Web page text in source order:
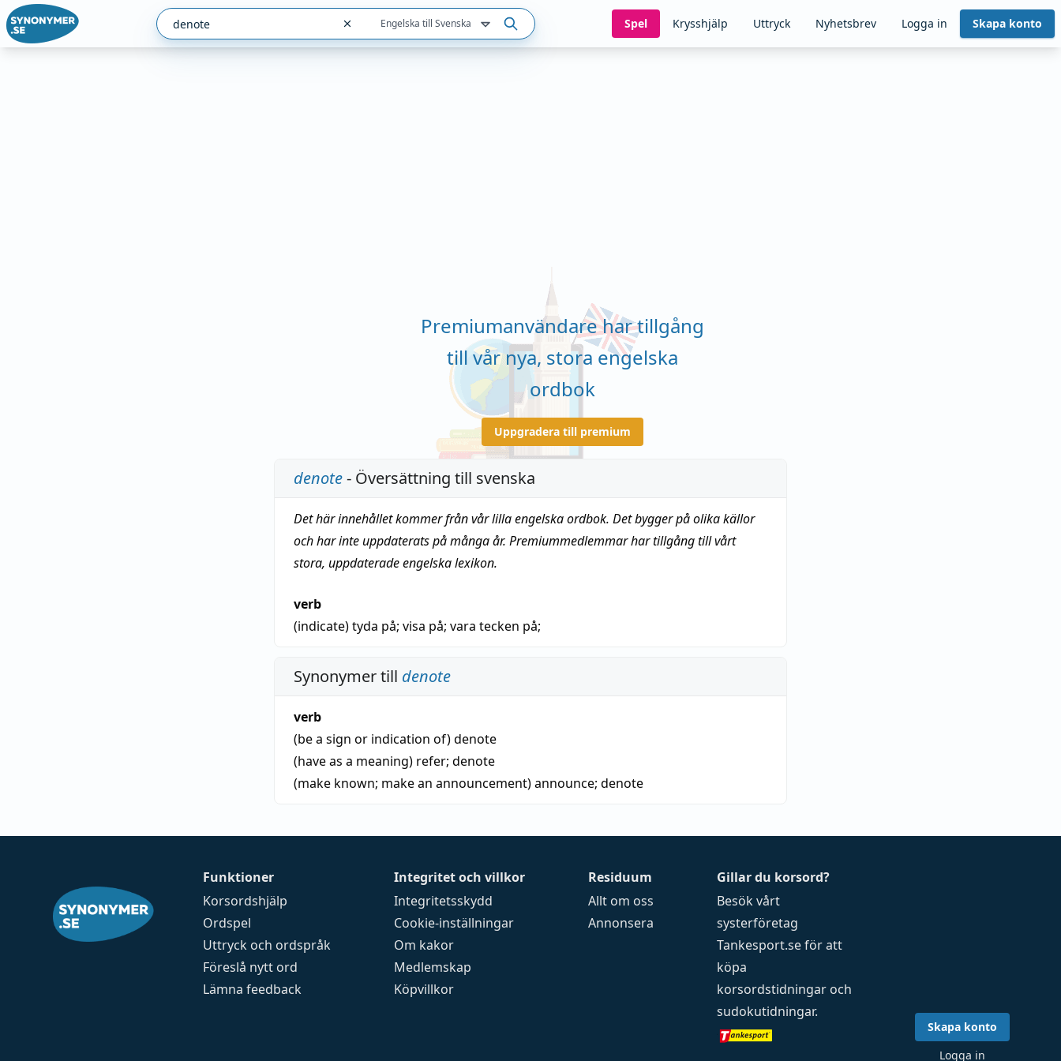
Engelska till Svenska Spel Krysshjälp Uttryck Nyhetsbrev Logga in Skapa konto
Premiumanvändare har tillgång
till vår nya, stora engelska
ordbok
Uppgradera till premium
denote- Översättning till svenska
Det här innehållet kommer från vår lilla engelska ordbok. Det bygger på olika källor
och har inte uppdaterats på många år. Premiummedlemmar har tillgång till vårt
stora, uppdaterade engelska lexikon.
verb
(indicate)tyda på; visa på; vara tecken på;
Synonymer till denote
verb
(be a sign or indication of)denote
(have as a meaning) refer; denote
(make known; make an announcement)announce; denote
Funktioner
Korsordshjälp
Ordspel
Uttryck och ordspråk
Föreslå nytt ord
Lämna feedback
Integritet och villkor
Integritetsskydd
Cookie-inställningar
Om kakor
Medlemskap
Köpvillkor
Residuum
Allt om oss
Annonsera
Gillar du korsord?
Besök vårt
systerföretag
Tankesport.seför att
köpa
korsordstidningar och
sudokutidningar.
Skapa konto
Logga in